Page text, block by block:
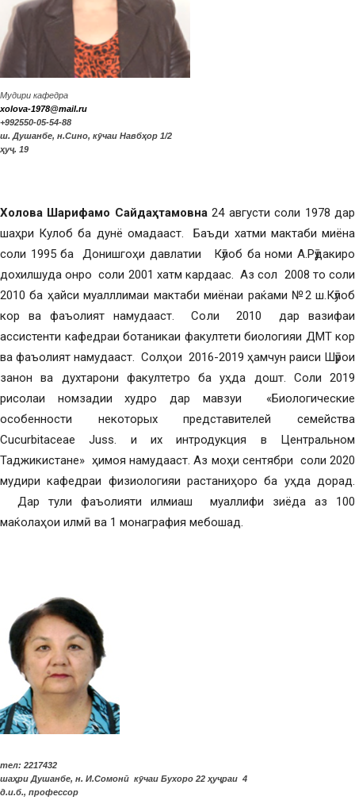
Мудири кафедра
xolova-1978@mail.ru
+992550-05-54-88
ш. Душанбе, н.Сино, кӯчаи Навбҳор 1/2
ҳуҷ. 19
Холова Шарифамо Сайдаҳтамовна24 августи соли 1978 дар
шаҳри Кулоб ба дунё омадааст. Баъди хатми мактаби миёна
соли 1995 ба Донишгоҳи давлатии Кӯлоб ба номи А.Рӯдакиро
дохилшуда онро соли 2001 хатм кардаас. Аз сол 2008 то соли
2010 ба ҳайси муалллимаи мактаби миёнаи раќами №2 ш.Кӯлоб
кор ва фаъолият намудааст. Соли 2010 дар вазифаи
ассистенти кафедраи ботаникаи факултети биологияи ДМТ кор
ва фаъолият намудааст. Солҳои 2016-2019 ҳамчун раиси Шӯрои
занон ва духтарони факултетро ба уҳда дошт. Соли 2019
рисолаи номзадии худро дар мавзуи «Биологические
особенности некоторых представителей семейства
Cucurbitaceae Juss. и их интродукция в Центральном
Таджикистане» ҳимоя намудааст. Аз моҳи сентябри соли 2020
мудири кафедраи физиологияи растаниҳоро ба уҳда дорад.
Дар тули фаъолияти илмиаш муаллифи зиёда аз 100
маќолаҳои илмӣ ва 1 монаграфия мебошад.
тел: 2217432
шаҳри Душанбе, н. И.Сомонӣ кӯчаи Бухоро 22 ҳуҷраи 4
д.и.б., профессор